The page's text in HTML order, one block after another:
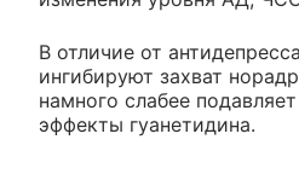
В отличие от
ингибируют захват
намного слабее
эффекты гуанетидина.